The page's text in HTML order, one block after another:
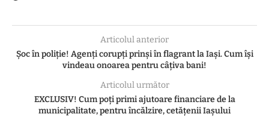
Articolul anterior
Șoc în poliție! Agenți corupți prinși în flagrant la Iași. Cum își
vindeau onoarea pentru câțiva bani!
Articolul următor
EXCLUSIV! Cum poți primi ajutoare financiare de la
municipalitate, pentru încălzire, cetățenii Iașului